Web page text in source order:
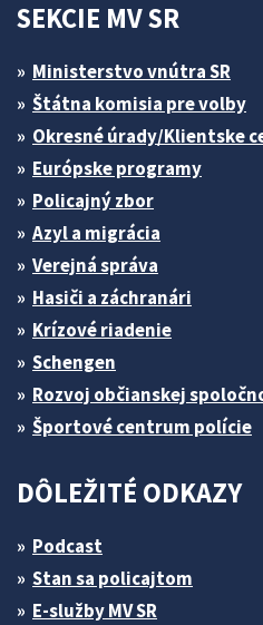
SEKCIE MV SR
Ministerstvo vnútra SR
Štátna komisia pre volby
Okresné úrady/Klientske
Európske programy
Policajný zbor
Azyl a migrácia
Verejná správa
Hasiči a záchranári
Krízové riadenie
Schengen
Rozvoj občianskej
Športové centrum polície
DÔLEŽITÉ ODKAZY
Podcast
Stan sa policajtom
E-služby MV SR